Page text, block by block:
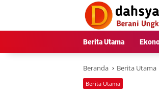
Berita Utama
Beranda Berita Utama
Berita Utama